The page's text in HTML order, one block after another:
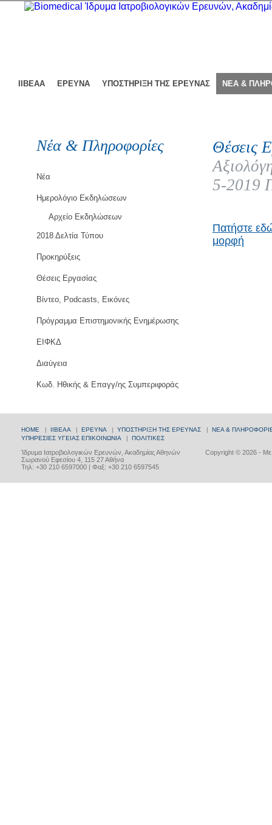
ΙΙΒΕΑΑ ΕΡΕΥΝΑ ΥΠΟΣΤΗΡΙΞΗ ΤΗΣ ΕΡΕΥΝΑΣ ΝΕΑ &
Νέα & Πληροφορίες
Νέα
Ημερολόγιο Εκδηλώσεων
Αρχείο Εκδηλώσεων
2018 Δελτία Τύπου
Προκηρύξεις
Θέσεις Εργασίας
Βίντεο, Podcasts, Εικόνες
Πρόγραμμα Επιστημονικής Ενημέρωσης
ΕΙΦΚΔ
Διαύγεια
Κωδ. Ηθικής & Επαγγ/ης Συμπεριφοράς
Θέσεις
5-2019
Πατήστε
μορφή
HOME | ΙΙΒΕΑΑ | ΕΡΕΥΝΑ | ΥΠΟΣΤΗΡΙΞΗ ΤΗΣ ΕΡΕΥΝΑΣ | ΝΕΑ &
ΥΠΗΡΕΣΙΕΣ ΥΓΕΙΑΣ ΕΠΙΚΟΙΝΩΝΙΑ | ΠΟΛΙΤΙΚΕΣ
Copyright © 2026 - Με
Ίδρυμα Ιατροβιολογικών Ερευνών, Ακαδημίας Αθηνών
Σωρανού Εφεσίου 4, 115 27 Αθήνα
Τηλ: +30 210 6597000 | Φαξ: +30 210 6597545